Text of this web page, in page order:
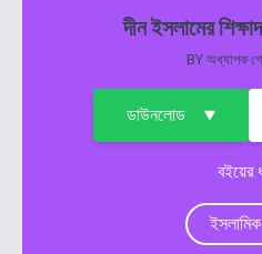
দীন ইসলামের
BYঅধ্যাপক
ডাউনলোড
বইয়ের